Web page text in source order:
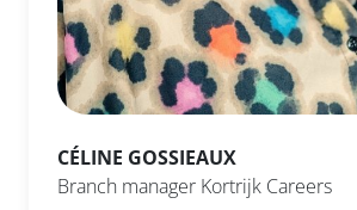
CÉLINE GOSSIEAUX
Branch manager Kortrijk Careers